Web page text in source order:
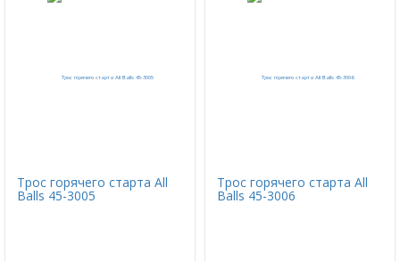
Трос горячего старта All
Balls 45-3005
Трос горячего старта All
Balls 45-3006